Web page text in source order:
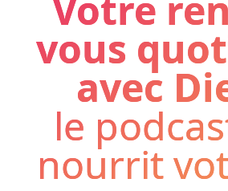
vous
avec
le
nourrit